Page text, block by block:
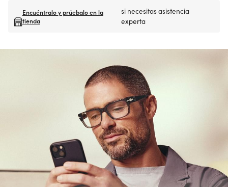
Encuéntralo y prúebalo en la
tienda
si necesitas asistencia
experta